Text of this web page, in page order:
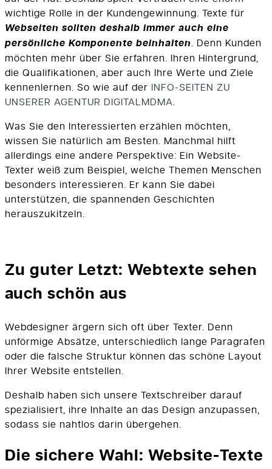
wichtige Rolle in der Kundengewinnung. Texte für
Webseiten sollten deshalb immer auch eine
persönliche Komponente beinhalten. Denn Kunden
möchten mehr über Sie erfahren. Ihren Hintergrund,
die Qualifikationen, aber auch Ihre Werte und Ziele
kennenlernen. So wie auf der INFO-SEITEN ZU
UNSERER AGENTUR DIGITALMDMA.
Was Sie den Interessierten erzählen möchten,
wissen Sie natürlich am Besten. Manchmal hilft
allerdings eine andere Perspektive: Ein Website-
Texter weiß zum Beispiel, welche Themen Menschen
besonders interessieren. Er kann Sie dabei
unterstützen, die spannenden Geschichten
herauszukitzeln.
Zu guter Letzt: Webtexte sehen
auch schön aus
Webdesigner ärgern sich oft über Texter. Denn
unförmige Absätze, unterschiedlich lange Paragrafen
oder die falsche Struktur können das schöne Layout
Ihrer Website entstellen.
Deshalb haben sich unsere Textschreiber darauf
spezialisiert, ihre Inhalte an das Design anzupassen,
sodass sie nahtlos darin übergehen.
Die sichere Wahl: Website-Texte